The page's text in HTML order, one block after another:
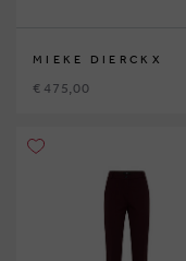
MIEKE DIERCKX
€ 475,00